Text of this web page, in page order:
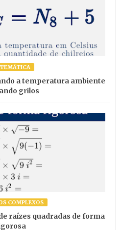
a temperatura ambiente
grilos
COMPLEXOS
raízes quadradas de forma